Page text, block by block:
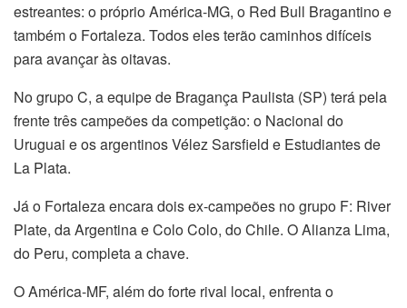
estreantes: o próprio América-MG, o Red Bull Bragantino e
também o Fortaleza. Todos eles terão caminhos difíceis
para avançar às oitavas.
No grupo C, a equipe de Bragança Paulista (SP) terá pela
frente três campeões da competição: o Nacional do
Uruguai e os argentinos Vélez Sarsfield e Estudiantes de
La Plata.
Já o Fortaleza encara dois ex-campeões no grupo F: River
Plate, da Argentina e Colo Colo, do Chile. O Alianza Lima,
do Peru, completa a chave.
O América-MF, além do forte rival local, enfrenta o